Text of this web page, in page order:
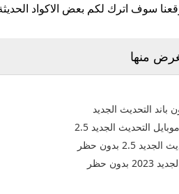
سوف اترك لكم بعض الاكواد
منها
التحديث الجديد 2.5
بدون حظر